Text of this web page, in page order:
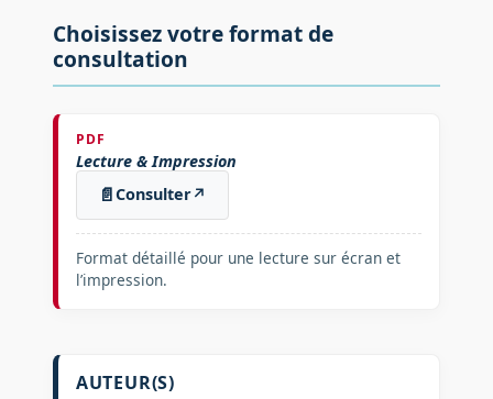
Choisissez votre format de
consultation
PDF
Lecture & Impression
📄Consulter↗
Format détaillé pour une lecture sur écran et
l’impression.
AUTEUR(S)